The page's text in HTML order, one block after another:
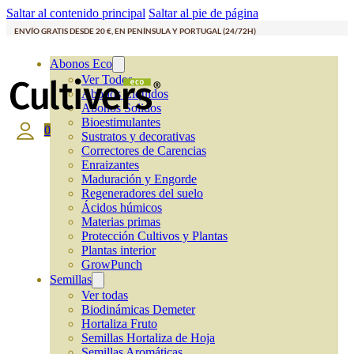
Saltar al contenido principal Saltar al pie de página
ENVÍO GRATIS DESDE 20 €, EN PENÍNSULA Y PORTUGAL (24/72H)
Abonos Eco
Ver Todos
Abonos Líquidos
Abonos Solidos
Bioestimulantes
Sustratos y decorativas
Correctores de Carencias
Enraizantes
Maduración y Engorde
Regeneradores del suelo
Ácidos húmicos
Materias primas
Protección Cultivos y Plantas
Plantas interior
GrowPunch
Semillas
Ver todas
Biodinámicas Demeter
Hortaliza Fruto
Semillas Hortaliza de Hoja
0